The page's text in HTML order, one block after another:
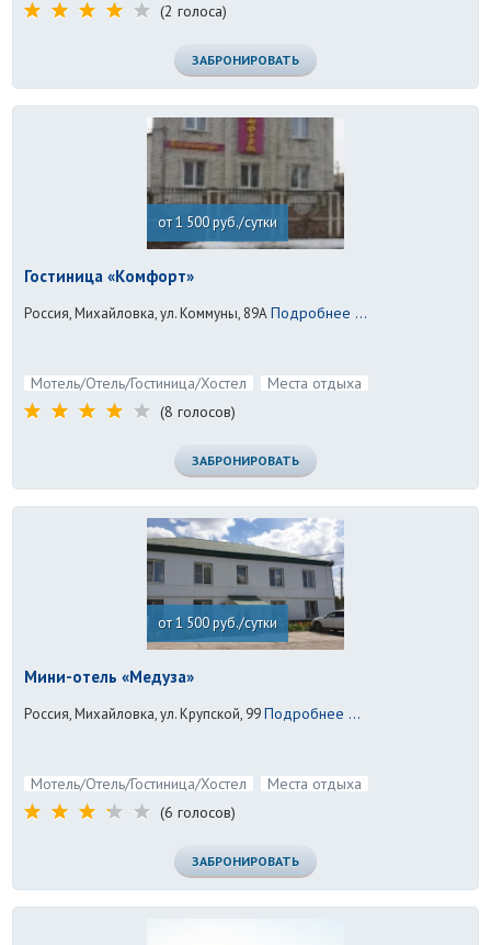
(2 голоса)
ЗАБРОНИРОВАТЬ
от 1 500 руб./сутки
Гостиница «Комфорт»
Россия, Михайловка, ул. Коммуны, 89АПодробнее ...
Мотель/Отель/Гостиница/Хостел
Места отдыха
(8 голосов)
ЗАБРОНИРОВАТЬ
от 1 500 руб./сутки
Мини-отель «Медуза»
Россия, Михайловка, ул. Крупской, 99Подробнее ...
Мотель/Отель/Гостиница/Хостел
Места отдыха
(6 голосов)
ЗАБРОНИРОВАТЬ